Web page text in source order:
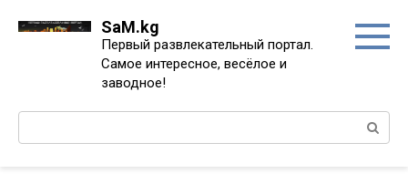
SaM.kg
Первый развлекательный портал.
Самое интересное, весёлое и
заводное!
Поиск: